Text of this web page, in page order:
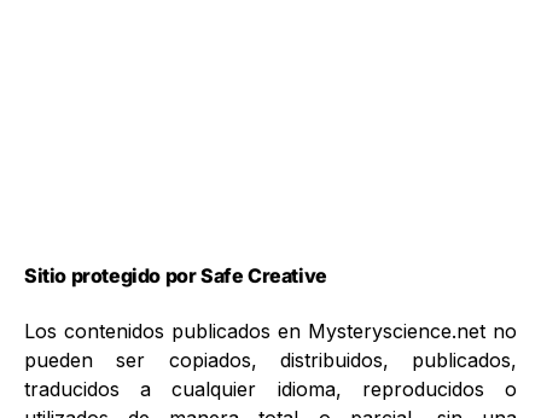
Sitio protegido por Safe Creative
Los contenidos publicados en Mysteryscience.net no
pueden ser copiados, distribuidos, publicados,
traducidos a cualquier idioma, reproducidos o